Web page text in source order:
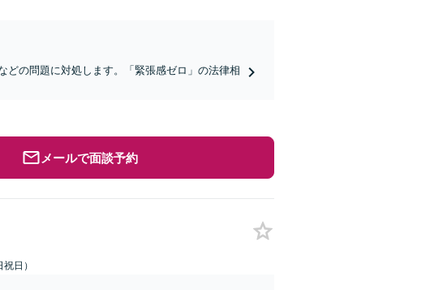
どの問題に対処します。「緊張感ゼロ」の法律相
メールで面談予約
日）